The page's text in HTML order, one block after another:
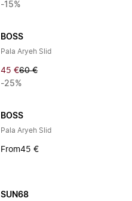
-15%
BOSS
Pala Aryeh Slid
45 €60 €
-25%
BOSS
Pala Aryeh Slid
From45 €
SUN68